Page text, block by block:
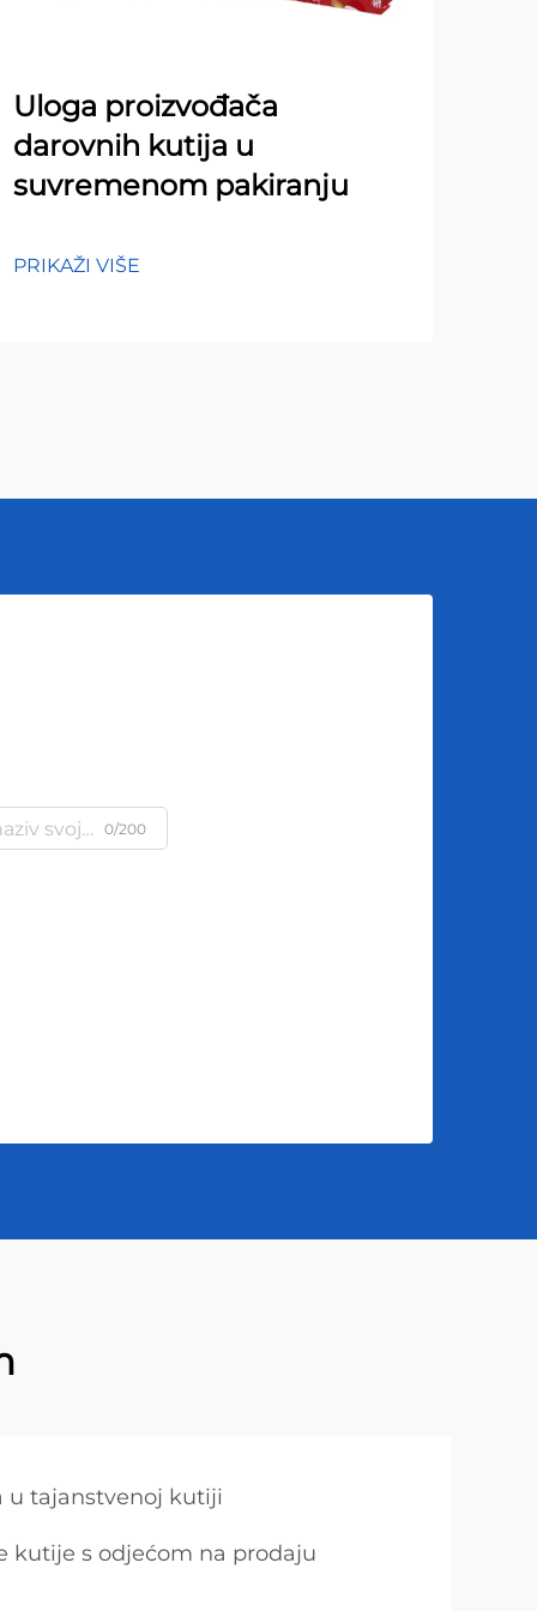
Uloga proizvođača
darovnih kutija u
suvremenom pakiranju
PRIKAŽI VIŠE
0/200
u tajanstvenoj kutiji
kutije s odjećom na prodaju